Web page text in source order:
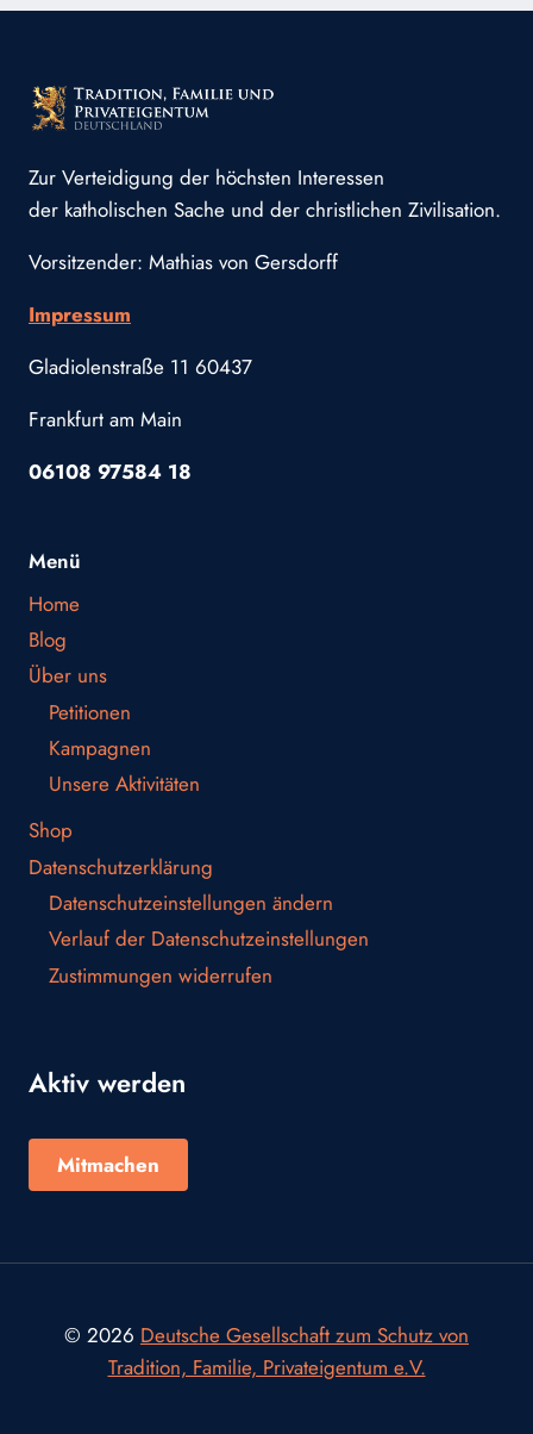
Zur Verteidigung der höchsten Interessen
der katholischen Sache und der christlichen Zivilisation.
Vorsitzender: Mathias von Gersdorff
Impressum
Gladiolenstraße 11 60437
Frankfurt am Main
06108 97584 18
Menü
Home
Blog
Über uns
Petitionen
Kampagnen
Unsere Aktivitäten
Shop
Datenschutzerklärung
Datenschutzeinstellungen ändern
Verlauf der Datenschutzeinstellungen
Zustimmungen widerrufen
Aktiv werden
Mitmachen
© 2026 Deutsche Gesellschaft zum Schutz von
Tradition, Familie, Privateigentum e.V.